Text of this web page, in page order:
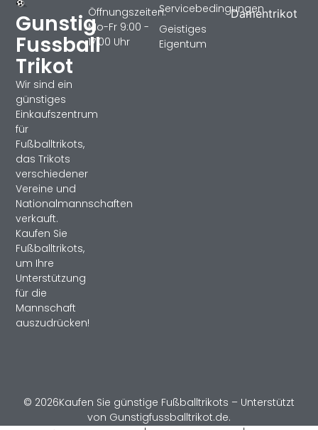
Gunstig
Fussball
Trikot
Wir sind ein
günstiges
Einkaufszentrum
für
Fußballtrikots,
das Trikots
verschiedener
Vereine und
Nationalmannschaften
verkauft.
Kaufen Sie
Fußballtrikots,
um Ihre
Unterstützung
für die
Mannschaft
auszudrücken!
Damentrikot
Servicebedingungen
Geistiges
Eigentum
Öffnungszeiten:
Mo-Fr 9:00 -
17:00 Uhr
© 2026Kaufen Sie günstige Fußballtrikots – Unterstützt
von Gunstigfussballtrikot.de.